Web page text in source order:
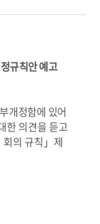
규칙안 예고
개정함에 있어
한 의견을 듣고
의 규칙 」 제